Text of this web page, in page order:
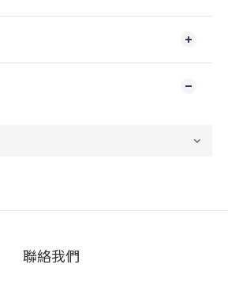
聯絡我們